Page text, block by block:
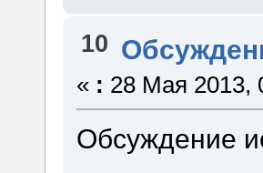
10
« : 28 Мая 2013,
Обсуждение